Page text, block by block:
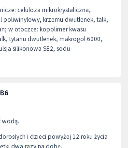
celuloza mikrokrystaliczna,
poliwinylowy, krzemu dwutlenek, talk,
w otoczce: kopolimer kwasu
tytanu dwutlenek, makrogol 6000,
silikonowa SE2, sodu
wodą.
i dzieci powyżej 12 roku życia
dwa razy na dobę.